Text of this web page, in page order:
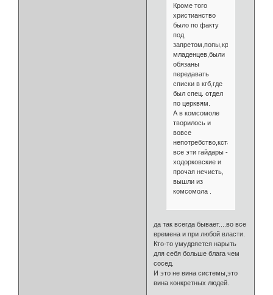
Кроме того
христианство
было по факту
под
запретом,попы,крестившие
младенцев,были
обязаны
передавать
списки в кгб,где
был спец. отдел
по церквям.
А в комсомоле
творилось и
вовсе
непотребство,кстати
все эти гайдары -
ходорковские и
прочая нечисть,
вышли из
комсомола .
да так всегда бывает....во все
времена и при любой власти.
Кто-то умудряется нарыть
для себя больше блага чем
сосед.
И это не вина системы,это
вина конкретных людей.